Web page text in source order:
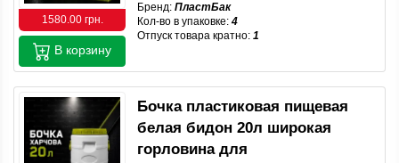
1580.00 грн.
Бренд: ПластБак
Кол-во в упаковке: 4
Отпуск товара кратно: 1
В корзину
Бочка пластиковая пищевая
белая бидон 20л широкая
горловина для